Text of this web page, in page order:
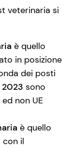
veterinaria si
è quello
in posizione
dei posti
sono
non UE
è quello
il